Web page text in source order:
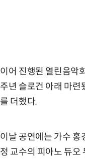
이어 진행된 열린음악
주년 슬로건 아래 마련
를 더했다.
이날 공연에는 가수 홍
정 교수의 피아노 듀오